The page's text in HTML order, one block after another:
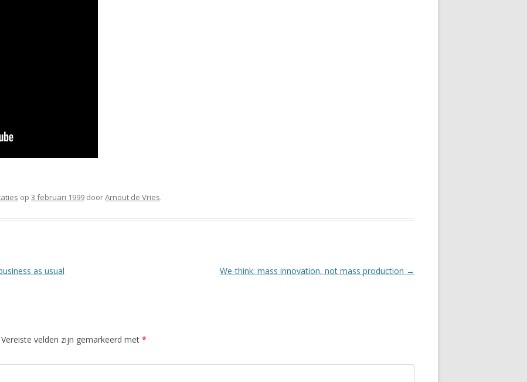
op 3 februari 1999 doorArnout de Vries.
as usual We-think: mass innovation, not mass production →
Vereiste velden zijn gemarkeerd met *